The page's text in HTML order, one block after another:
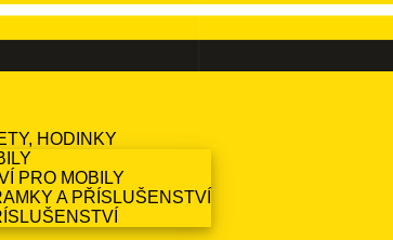
HODINKY
PRO MOBILY
A PŘÍSLUŠENSTVÍ